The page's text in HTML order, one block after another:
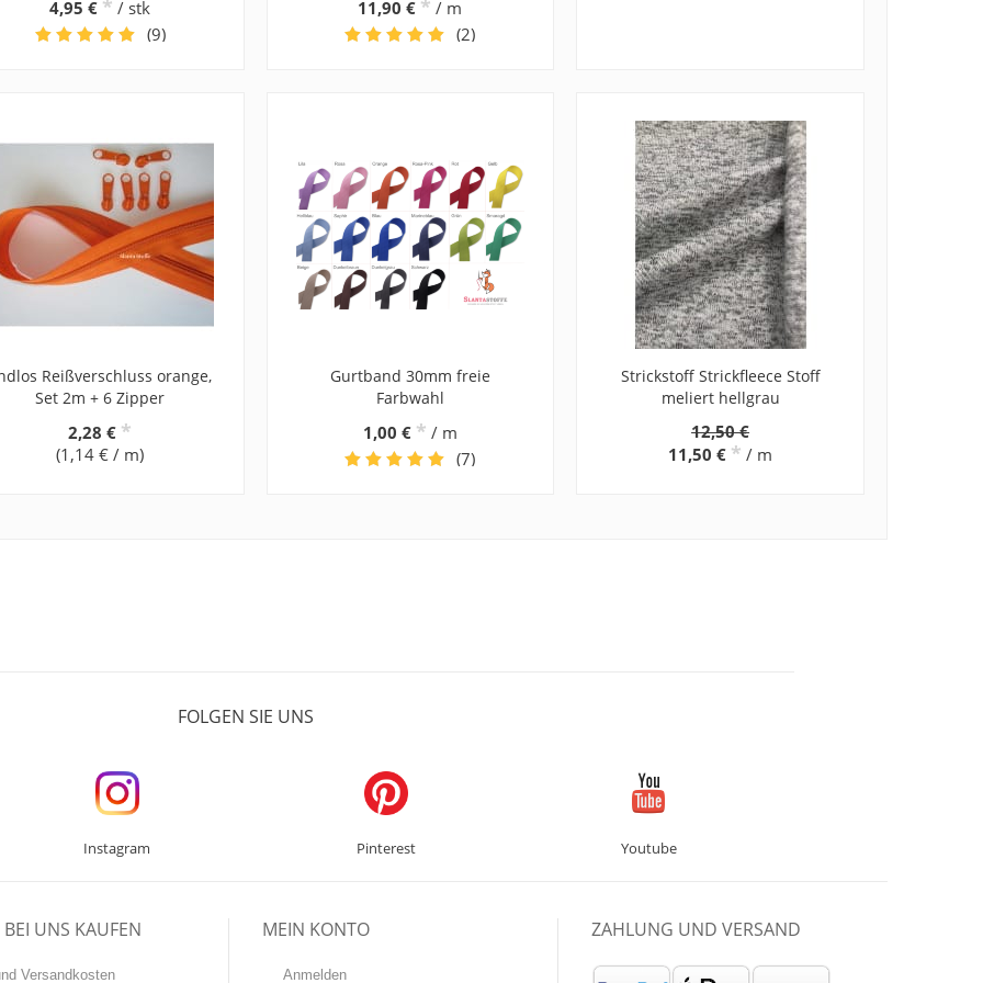
4,95 € * / stk
(9)
11,90 € * / m
(2)
Reißverschluss orange,
Set 2m + 6 Zipper
2,28 € *
(1,14 € / m)
Gurtband 30mm freie
Farbwahl
1,00 € * / m
(7)
Strickstoff Strickfleece Stoff
meliert hellgrau
12,50 €
11,50 € * / m
FOLGEN SIE UNS
Instagram Pinterest Youtube
UNS KAUFEN
Versandkosten
MEIN KONTO
Anmelden
ZAHLUNG UND VERSAND